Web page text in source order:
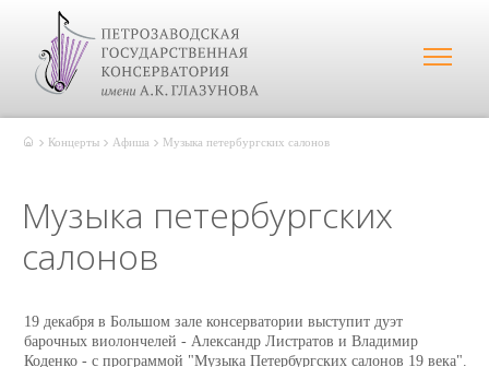
Концерты Афиша Музыка петербургских салонов
Музыка петербургских
салонов
19 декабря в Большом зале консерватории выступит дуэт
барочных виолончелей - Александр Листратов и Владимир
Коденко - с программой "Музыка Петербургских салонов 19 века".